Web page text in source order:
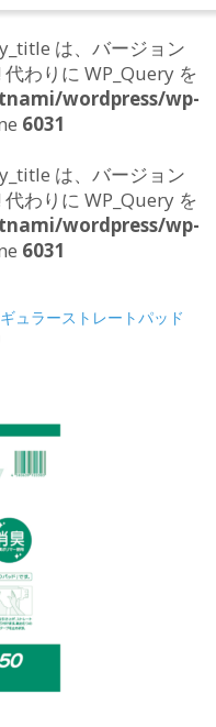
は、バージョン
わりに WP_Query を
wordpress/wp-
6031
は、バージョン
わりに WP_Query を
wordpress/wp-
6031
ュラーストレートパッド